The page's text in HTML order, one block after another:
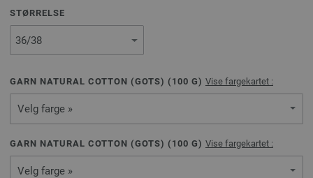
STØRRELSE
GARN NATURAL COTTON (GOTS) ( 100 G) Vise fargekartet :
Velg farge »
GARN NATURAL COTTON (GOTS) ( 100 G) Vise fargekartet :
Velg farge »